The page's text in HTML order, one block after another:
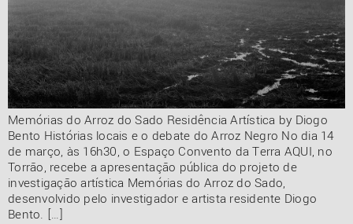
Memórias do Arroz do Sado Residência Artística by Diogo
Bento Histórias locais e o debate do Arroz Negro No dia 14
de março, às 16h30, o Espaço Convento da Terra AQUI, no
Torrão, recebe a apresentação pública do projeto de
investigação artística Memórias do Arroz do Sado,
desenvolvido pelo investigador e artista residente Diogo
Bento. […]